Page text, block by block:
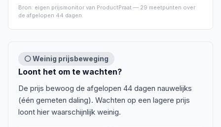
Bron: eigen prijsmonitor van ProductPraat — 29 meetpunten over
de afgelopen 44 dagen.
⚪ Weinig prijsbeweging
Loont het om te wachten?
De prijs bewoog de afgelopen 44 dagen nauwelijks
(één gemeten daling). Wachten op een lagere prijs
loont hier waarschijnlijk weinig.